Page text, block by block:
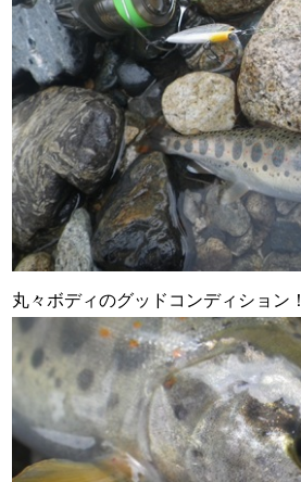
丸々ボディのグッドコンディション！